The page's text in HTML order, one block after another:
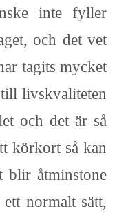
inte fyller
och det vet
tagits mycket
livskvaliteten
och det är så
körkort så kan
blir åtminstone
normalt sätt,